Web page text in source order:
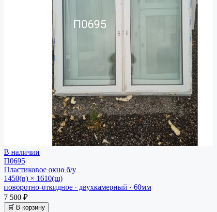
В наличии
П0695
Пластиковое окно б/у
1450(в) × 1610(ш)
поворотно-откидное · двухкамерный · 60мм
7 500 ₽
🛒 В корзину